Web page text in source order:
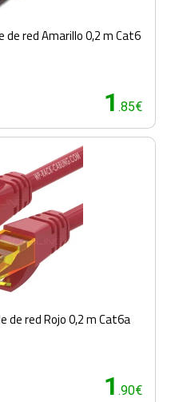
de red Amarillo 0,2 m Cat6
1 .85€
de red Rojo 0,2 m Cat6a
1 .90€